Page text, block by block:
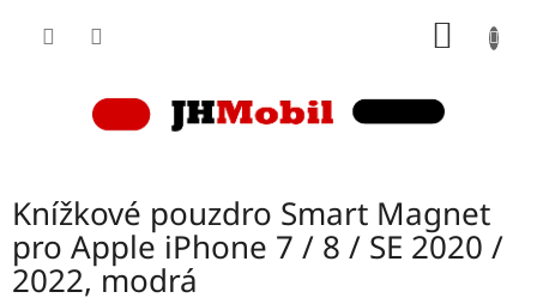
Knížkové pouzdro Smart Magnet
pro Apple iPhone 7 / 8 / SE 2020 /
2022, modrá